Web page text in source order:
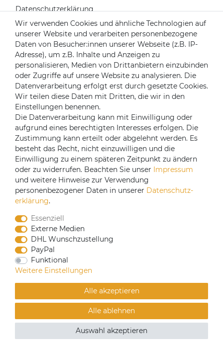
Datenschutzerklärung
Widerrufsrecht
Impressum
Kontakt
Über uns
Mein Konto
Login
Registrieren
Versandpartner
CoffeeB2B hat eine Einkaufsvereinbarung mit
Coffeefair. Sollten Sie den Mindestbestellwert nicht
erreichen, können Sie bei www.coffeefair.de bestellen.
Verkauf nur an gewerbliche Kunden | Mindestbestellwert
© Copyright 2019 Alle Rechte vorbehalten. | webshop by
Wir verwenden Cookies und ähnliche Technologien auf
unserer Website und verarbeiten personenbezogene
Daten von Besucher:innen unserer Webseite (z.B. IP-
Adresse), um z.B. Inhalte und Anzeigen zu
personalisieren, Medien von Drittanbietern einzubinden
oder Zugriffe auf unsere Website zu analysieren. Die
Datenverarbeitung erfolgt erst durch gesetzte Cookies.
Wir teilen diese Daten mit Dritten, die wir in den
Einstellungen benennen.
Die Datenverarbeitung kann mit Einwilligung oder
aufgrund eines berechtigten Interesses erfolgen. Die
Zustimmung kann erteilt oder abgelehnt werden. Es
besteht das Recht, nicht einzuwilligen und die
Einwilligung zu einem späteren Zeitpunkt zu ändern
oder zu widerrufen. Beachten Sie unser Impressum
und weitere Hinweise zur Verwendung
personenbezogener Daten in unserer Daten­schutz­
erklärung.
Essenziell
Externe Medien
DHL Wunschzustellung
PayPal
Funktional
Weitere Einstellungen
Alle akzeptieren
Alle ablehnen
Auswahl akzeptieren